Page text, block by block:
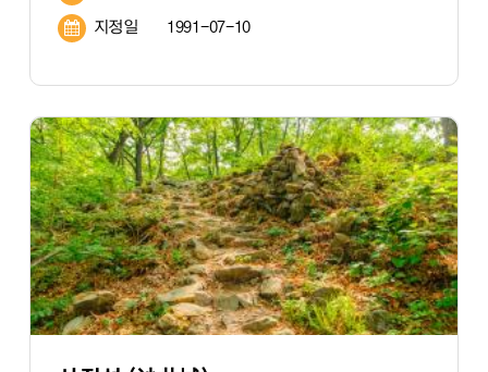
지정일 1991-07-10